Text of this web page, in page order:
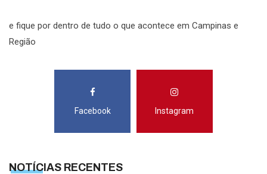
e fique por dentro de tudo o que acontece em Campinas e
Região
Facebook Instagram
NOTÍCIAS RECENTES